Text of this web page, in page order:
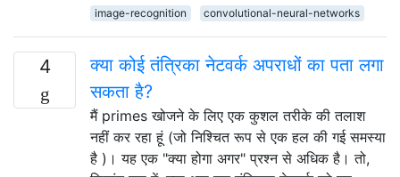
image-recognition
convolutional-neural-networks
4
क्या कोई तंत्रिका नेटवर्क अपराधों का पता लगा
सकता है?
मैं primes खोजने के लिए एक कुशल तरीके की तलाश
नहीं कर रहा हूं (जो निश्चित रूप से एक हल की गई समस्या
है )। यह एक "क्या होगा अगर" प्रश्न से अधिक है। तो,